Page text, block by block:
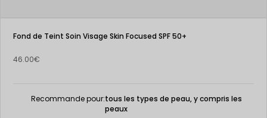
Fond de Teint Soin Visage Skin Focused SPF 50+
46.00€
Recommande pour:tous les types de peau, y compris les
peaux